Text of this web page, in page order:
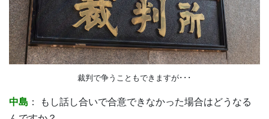
裁判で争うこともできますが･･･
中島 ： もし話し合いで合意できなかった場合はどうなる